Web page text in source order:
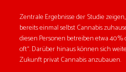
Zentrale Ergebnisse der Studie
bereits einmal selbst Cannabis
diesen Personen betreiben etwa 40 %
oft“. Darüber hinaus können sich
Zukunft privat Cannabis anzubauen.